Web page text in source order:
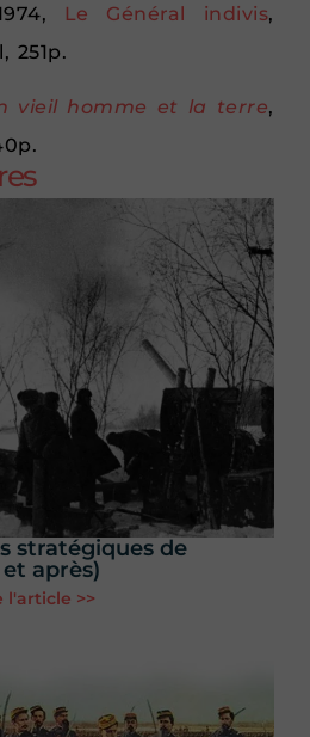
Le Général indivis,
251p.
vieil homme et la terre,
stratégiques de
après)
l'article >>